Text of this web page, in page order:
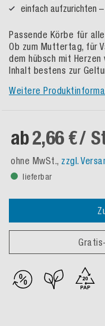
einfach aufzurichten
Passende Körbe für
Ob zum Muttertag, für
dem hübsch mit
Inhalt bestens zur
Weitere
ab2,66 €/
ohne MwSt., zzgl.
lieferbar